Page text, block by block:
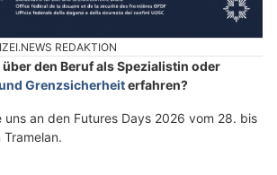
REDAKTION
den Beruf als Spezialistin oder
Grenzsicherheiterfahren?
uns an den Futures Days 2026 vom 28. bis